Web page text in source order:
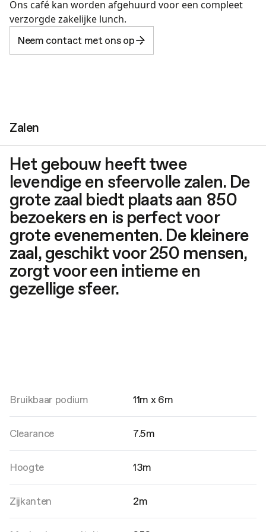
Ons café kan worden afgehuurd voor een compleet
verzorgde zakelijke lunch.
Neem contact met ons op
Zalen
Het gebouw heeft twee
levendige en sfeervolle zalen. De
grote zaal biedt plaats aan 850
bezoekers en is perfect voor
grote evenementen. De kleinere
zaal, geschikt voor 250 mensen,
zorgt voor een intieme en
gezellige sfeer.
Een levendige en dynamische ruimte
waar muziek en cultuur samenkomen.
Met een LED scherm en capaciteit van
ongeveer 850 bezoekers biedt het een
intieme, maar toch grootschalige sfeer
voor concerten en evenementen.
Bruikbaar podium 11m x 6m
Clearance 7.5m
Hoogte 13m
Zijkanten 2m